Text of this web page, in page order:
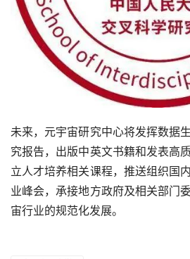
未来，元宇宙研究中心将发挥数据
究报告，出版中英文书籍和发表高
立人才培养相关课程，推送组织国
业峰会，承接地方政府及相关部门
宙行业的规范化发展。